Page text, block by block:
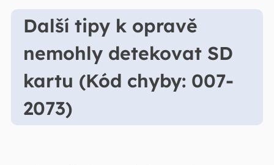
Další tipy k opravě
nemohly detekovat SD
kartu (Kód chyby: 007-
2073)